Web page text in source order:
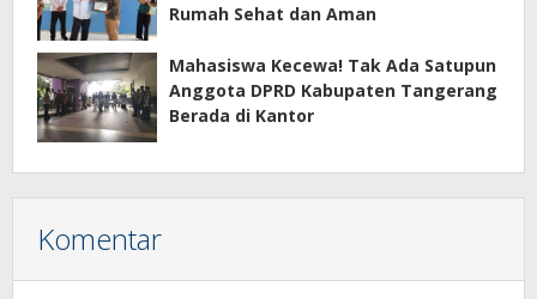
Rumah Sehat dan Aman
Mahasiswa Kecewa! Tak Ada Satupun
Anggota DPRD Kabupaten Tangerang
Berada di Kantor
Komentar